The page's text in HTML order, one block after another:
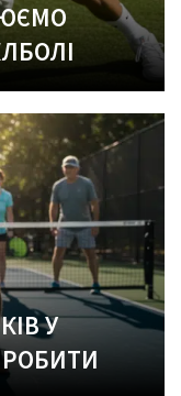
У
РОБИТИ